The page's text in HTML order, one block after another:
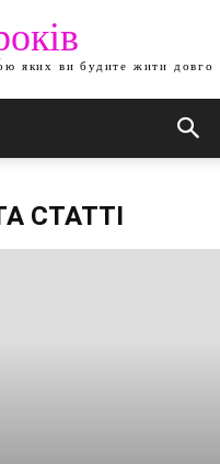
яких ви будите жити довго
СТАТТІ